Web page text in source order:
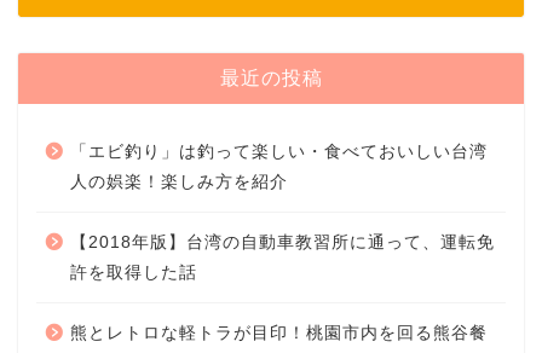
最近の投稿
「エビ釣り」は釣って楽しい・食べておいしい台湾
人の娯楽！楽しみ方を紹介
【2018年版】台湾の自動車教習所に通って、運転免
許を取得した話
熊とレトロな軽トラが目印！桃園市内を回る熊谷餐